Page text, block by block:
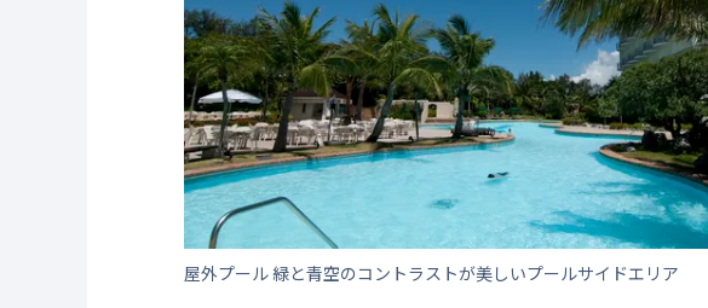
屋外プール 緑と青空のコントラストが美しいプールサイドエリア